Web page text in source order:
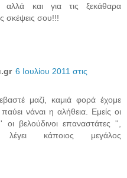
αλλά και για τις ξεκάθαρα
σκέψεις σου!!!
6 Ιουλίου 2011 στις
μαζί, καμιά φορά έχομε
νάναι η αλήθεια. Εμείς οι
βελούδινοι επαναστάτες '',
λέγει κάποιος μεγάλος